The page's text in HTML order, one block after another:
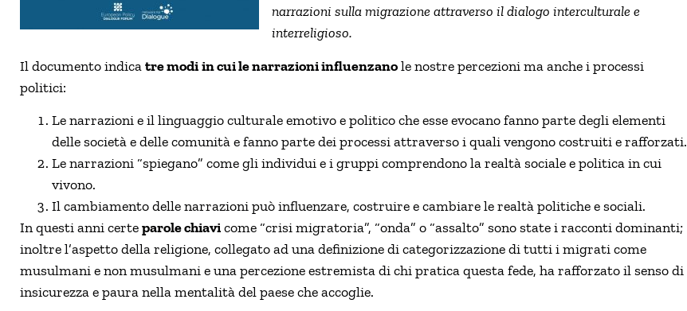
narrazioni sulla migrazione attraverso il dialogo interculturale e
interreligioso.
Il documento indicatre modiin cui le narrazioni influenzanole nostre percezioni ma anche i processi
politici:
Le narrazioni e il linguaggio culturale emotivo e politico che esse evocano fanno parte degli elementi
delle società e delle comunità e fanno parte dei processi attraverso i quali vengono costruiti e rafforzati.
Le narrazioni “spiegano” come gli individui e i gruppi comprendono la realtà sociale e politica in cui
vivono.
Il cambiamento delle narrazioni può influenzare, costruire e cambiare le realtà politiche e sociali.
In questi anni certeparole chiavicome “crisi migratoria”, “onda” o “assalto” sono state i racconti dominanti;
inoltre l’aspetto della religione, collegato ad una definizione di categorizzazione di tutti i migrati come
musulmani e non musulmani e una percezione estremista di chi pratica questa fede, ha rafforzato il senso di
insicurezza e paura nella mentalità del paese che accoglie.